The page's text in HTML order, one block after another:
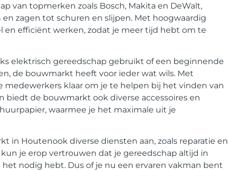
van topmerken zoals Bosch, Makita en DeWalt,
zagen tot schuren en slijpen. Met hoogwaardig
en efficiënt werken, zodat je meer tijd hebt om te
elektrisch gereedschap gebruikt of een beginnende
de bouwmarkt heeft voor ieder wat wils. Met
klaar om je te helpen bij het vinden van
biedt de bouwmarkt ook diverse accessoires en
waarmee je het maximale uit je
in Houtenook diverse diensten aan, zoals reparatie en
je erop vertrouwen dat je gereedschap altijd in
nodig hebt. Dus of je nu een ervaren vakman bent